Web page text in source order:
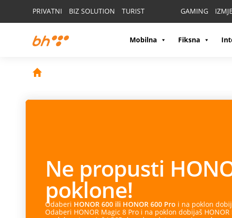
PRIVATNI BIZ SOLUTION TURIST GAMING
Mobilna Fiksna
Ne propusti
poklone!
Odaberi HONOR 600 ili HONOR 600 Pro i na poklon
Odaberi HONOR Magic 8 Pro i na poklon dobijaš